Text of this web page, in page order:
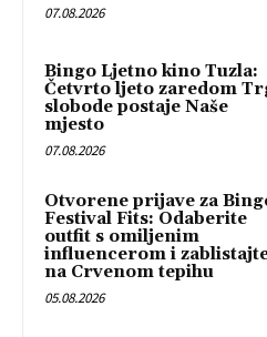
07.08.2026
Bingo Ljetno kino Tuzla:
Četvrto ljeto zaredom
slobode postaje Naše
mjesto
07.08.2026
Otvorene prijave za
Festival Fits: Odaberite
outfit s omiljenim
influencerom i
na Crvenom tepihu
05.08.2026